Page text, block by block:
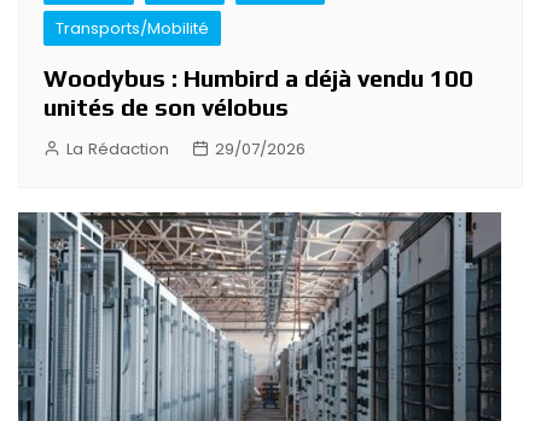
Transports/Mobilité
Woodybus : Humbird a déjà vendu 100
unités de son vélobus
La Rédaction 29/07/2026